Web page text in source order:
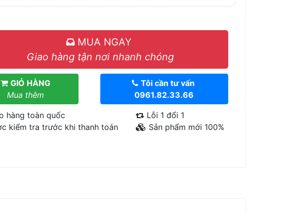
MUA NGAY
Giao hàng tận nơi nhanh chóng
GIỎ HÀNG
Mua thêm
Tôi cần tư vấn
0961.82.33.66
hàng toàn quốc
kiểm tra trước khi thanh toán
Lỗi 1 đổi 1
Sản phẩm mới 100%